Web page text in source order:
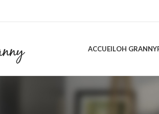
ACCUEILOH GRANNY